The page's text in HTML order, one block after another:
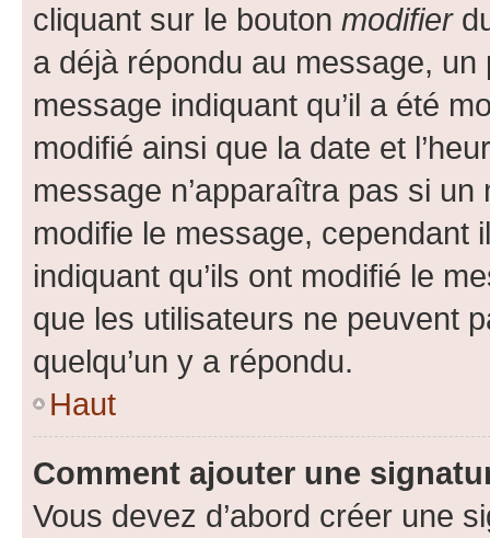
cliquant sur le bouton modifier
a déjà répondu au message, un
message indiquant qu’il a été
modifié ainsi que la date et
message n’apparaîtra pas si
modifie le message, cependant
indiquant qu’ils ont modifié le
que les utilisateurs ne peuvent
quelqu’un y a répondu.
Haut
Comment ajouter une
Vous devez d’abord créer une